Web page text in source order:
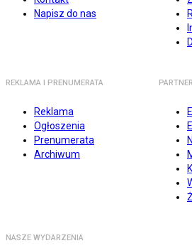
Napisz do nas
REKLAMA I PRENUMERATA
Reklama
Ogłoszenia
Prenumerata
Archiwum
NASZE WYDARZENIA